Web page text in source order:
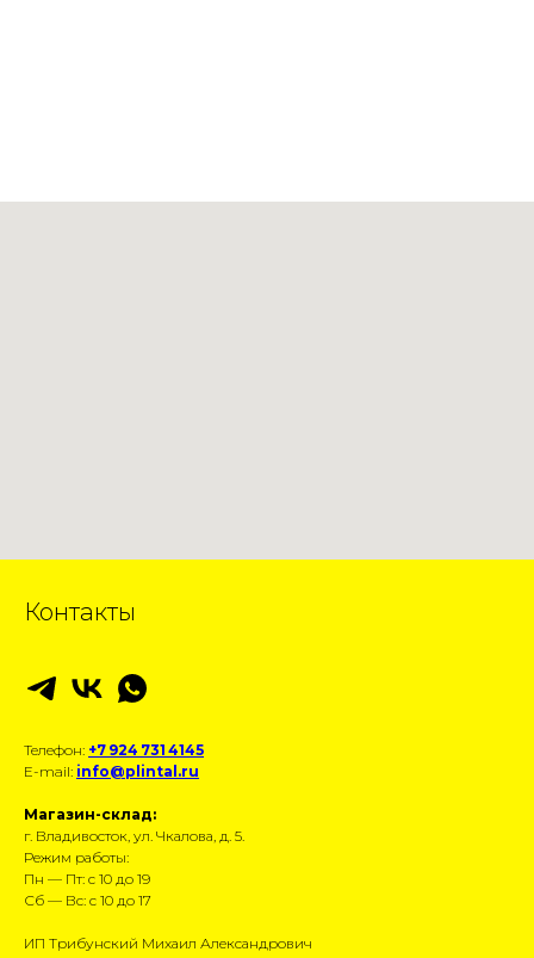
Контакты
Телефон: +7 924 731 4145
E-mail: info@plintal.ru
Магазин-склад:
г. Владивосток, ул. Чкалова, д. 5.
Режим работы:
Пн — Пт: с 10 до 19
Сб — Вс: с 10 до 17
ИП Трибунский Михаил Александрович